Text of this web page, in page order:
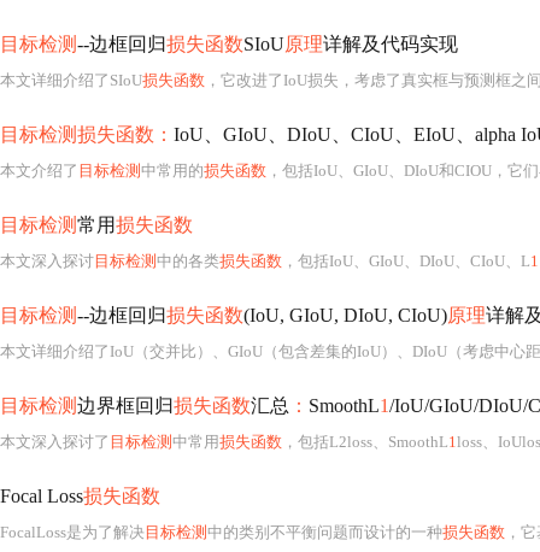
目标检测--边框回归损失函数SIoU原理详解及代码实现
本文详细介绍了SIoU损失函数 ，它改进了IoU损失，考虑了真实框与预测框之间的角度，从而加速收敛。文章包括角度损失、距离损失、形状损失和IoU损失
目标检测损失函数： IoU、GIoU、DIoU、CIoU、EIoU、alpha
本文介绍了 目标检测 中常用的损失函数 ，包括IoU、GIoU、DIoU和CIOU，它们在评价模
目标检测常用损失函数
本文深入探讨目标检测 中的各类损失函数 ，包括IoU、GIoU、DIoU、CIoU、L1
目标检测--边框回归损失函数(IoU, GIoU, DIoU, CIoU)原理详解
目标检测边界框回归损失函数汇总 ： SmoothL1/IoU/GIoU/DIoU/
本文深入探讨了 目标检测 中常用损失函数 ，包括L2loss、SmoothL1loss、
Focal Loss损失函数
FocalLoss是为了解决目标检测 中的类别不平衡问题而设计的一种损失函数 ，它基于交叉